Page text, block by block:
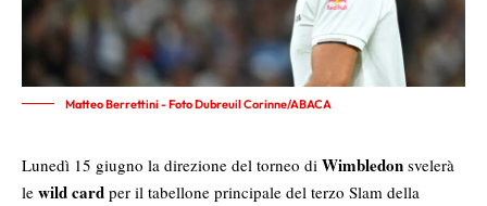
Matteo Berrettini - Foto Dubreuil Corinne/ABACA
Lunedì 15 giugno la direzione del torneo di Wimbledon svelerà
le wild card per il tabellone principale del terzo Slam della